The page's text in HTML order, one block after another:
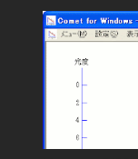
przez punkt
horyzontem, i -
element
pewnością
wystąpienia
nieznikającej
nawet w środku